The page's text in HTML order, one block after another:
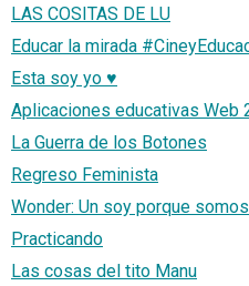
LAS COSITAS DE LU
Educar la mirada
Esta soy yo ♥
Aplicaciones educativas Web
La Guerra de los Botones
Regreso Feminista
Wonder: Un soy porque
Practicando
Las cosas del tito Manu